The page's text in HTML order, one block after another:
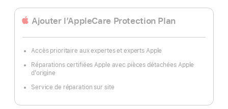
Ajouter l’AppleCare Protection Plan
Accès prioritaire aux expertes et experts Apple
Réparations certifiées Apple avec pièces détachées Apple
d’origine
Service de réparation sur site